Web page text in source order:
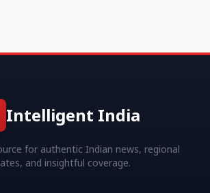
Intelligent India
for authentic Indian news, regional
and insightful coverage.